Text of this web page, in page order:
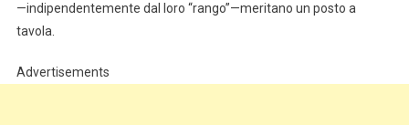
—indipendentemente dal loro “rango”—meritano un posto a
tavola.
Advertisements